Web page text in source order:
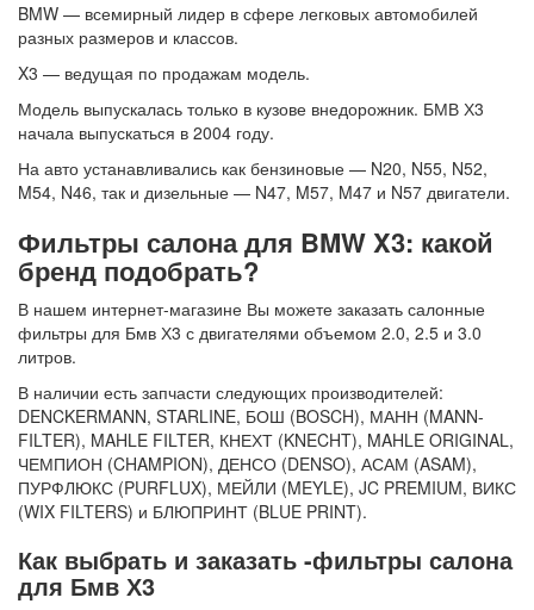
BMW — всемирный лидер в сфере легковых автомобилей
разных размеров и классов.
X3 — ведущая по продажам модель.
Модель выпускалась только в кузове внедорожник. БМВ Х3
начала выпускаться в 2004 году.
На авто устанавливались как бензиновые — N20, N55, N52,
M54, N46, так и дизельные — N47, M57, M47 и N57 двигатели.
Фильтры салона для BMW X3: какой
бренд подобрать?
В нашем интернет-магазине Вы можете заказать салонные
фильтры для Бмв Х3 с двигателями объемом 2.0, 2.5 и 3.0
литров.
В наличии есть запчасти следующих производителей:
DENCKERMANN, STARLINE, БОШ (BOSCH), МАНН (MANN-
FILTER), MAHLE FILTER, КНЕХТ (KNECHT), MAHLE ORIGINAL,
ЧЕМПИОН (CHAMPION), ДЕНСО (DENSO), АСАМ (ASAM),
ПУРФЛЮКС (PURFLUX), МЕЙЛИ (MEYLE), JC PREMIUM, ВИКС
(WIX FILTERS) и БЛЮПРИНТ (BLUE PRINT).
Как выбрать и заказать -фильтры салона
для Бмв Х3